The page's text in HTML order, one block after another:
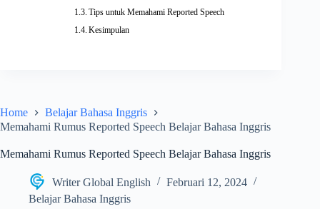
Home
Belajar Bahasa Inggris
Memahami Rumus Reported Speech Belajar Bahasa Inggris
Memahami Rumus Reported Speech Belajar Bahasa Inggris
Writer Global English
Februari 12, 2024
Belajar Bahasa Inggris
Tips untuk Memahami Reported Speech
Kesimpulan